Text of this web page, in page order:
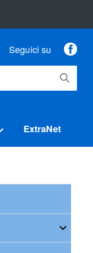
Seguici su
ExtraNet